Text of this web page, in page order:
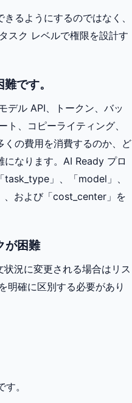
るようにするのではなく、
スク レベルで権限を設計す
です。
デル API、トークン、バッ
、コピーライティング、
の費用を消費するのか、ど
なります。AI Ready プロ
task_type」、「model」、
および「cost_center」を
が困難
況に変更される場合はリス
明確に区別する必要があり
。